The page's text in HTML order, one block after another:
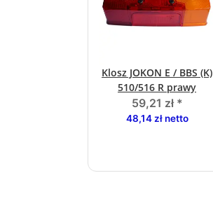
Klosz JOKON E / BBS (K)
510/516 R prawy
59,21 zł *
48,14 zł netto